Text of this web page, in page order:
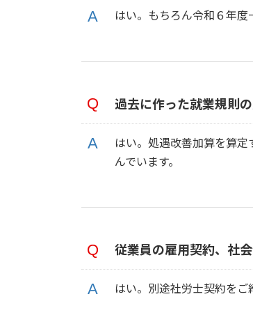
はい。もちろん令和６年
過去に作った就業規則
はい。処遇改善加算を算
んでいます。
従業員の雇用契約、社
はい。別途社労士契約をご